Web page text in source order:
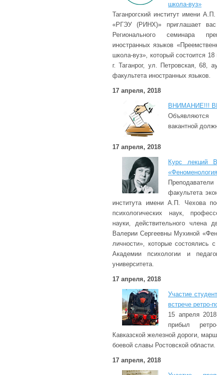
школа-вуз»
Таганрогский институт имени
«РГЭУ (РИНХ)» приглашает
Регионального семинара
иностранных языков
школа-вуз», который состоится
г. Таганрог, ул. Петровская, 68,
факультета иностранных языков.
17 апреля, 2018
ВНИМАНИЕ!!!
вакантной
17 апреля, 2018
Курс лекций
факультета
института имени А.П. Чехова
психологических наук,
науки, действительного
Валерии Сергеевны Мухиной
личности», которые
Академии психологии и
университета.
17 апреля, 2018
Участие
встрече ретро-
15 апреля
прибыл
Кавказской железной дороги,
боевой славы Ростовской области.
17 апреля, 2018